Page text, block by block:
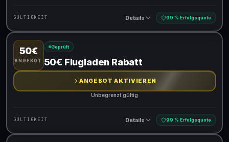
GÜLTIGKEIT Details 99 % Erfolgsquote
Gültig für teilnehmende Produkte
50€
ANGEBOT
Geprüft
50€ Flugladen Rabatt
ANGEBOT AKTIVIEREN
Unbegrenzt gültig
GÜLTIGKEIT Details 99 % Erfolgsquote